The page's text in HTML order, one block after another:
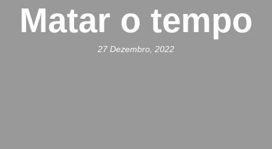
Matar o tempo
27 Dezembro, 2022